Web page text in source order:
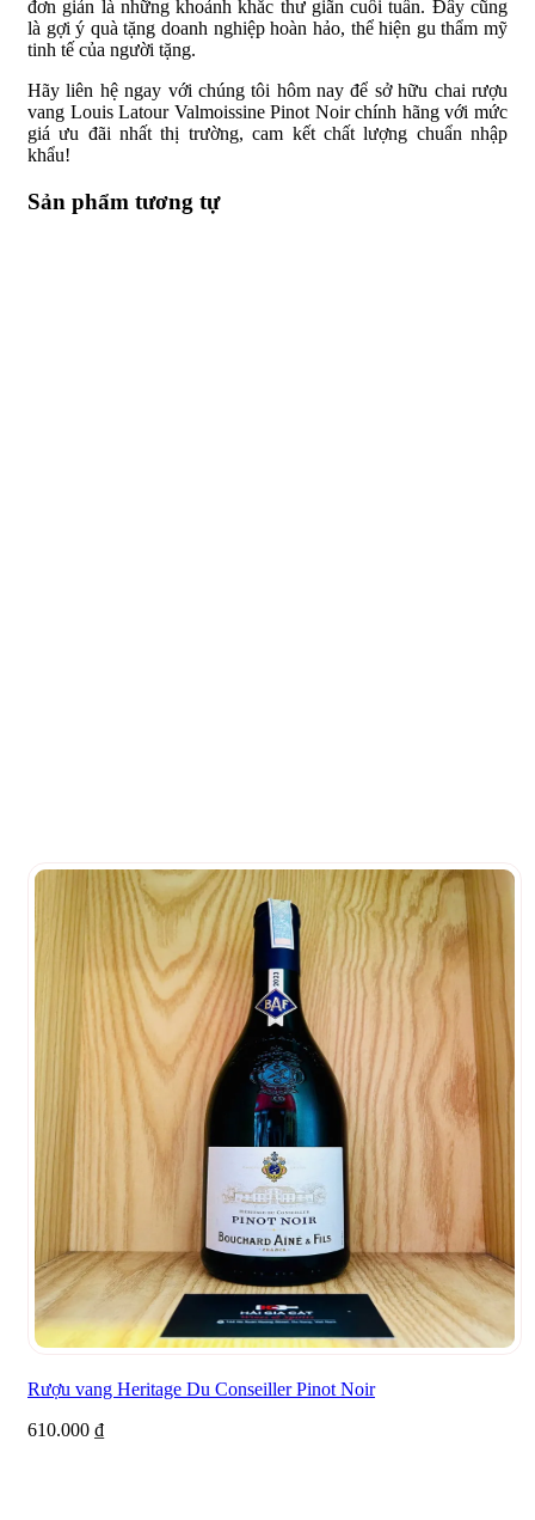
đơn giản là những khoảnh khắc thư giãn cuối tuần. Đây cũng
là gợi ý quà tặng doanh nghiệp hoàn hảo, thể hiện gu thẩm mỹ
tinh tế của người tặng.
Hãy liên hệ ngay với chúng tôi hôm nay để sở hữu chai rượu
vang Louis Latour Valmoissine Pinot Noir chính hãng với mức
giá ưu đãi nhất thị trường, cam kết chất lượng chuẩn nhập
khẩu!
Sản phẩm tương tự
Rượu vang Heritage Du Conseiller Pinot Noir
610.000 ₫